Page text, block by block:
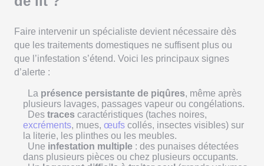
Faire intervenir un spécialiste devient nécessaire dès
que les traitements domestiques ne suffisent plus ou
que l’infestation s’étend. Voici les principaux signes
d’alerte :
La présence persistante de piqûres, même après
plusieurs lavages, passages vapeur ou congélations.
Des traces caractéristiques (taches noires,
excréments, mues, œufs collés, insectes visibles) sur
la literie, les plinthes ou les meubles.
Une infestation multiple : des punaises détectées
dans plusieurs pièces ou chez plusieurs occupants.